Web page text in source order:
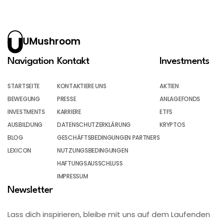
UMushroom
Navigation
STARTSEITE
BEWEGUNG
INVESTMENTS
AUSBILDUNG
BLOG
LEXICON
Kontakt
KONTAKTIERE UNS
PRESSE
KARRIERE
DATENSCHUTZERKLÄRUNG
GESCHÄFTSBEDINGUNGEN PARTNERS
NUTZUNGSBEDINGUNGEN
HAFTUNGSAUSSCHLUSS
IMPRESSUM
Investments
AKTIEN
ANLAGEFONDS
ETFS
KRYPTOS
Newsletter
Lass dich inspirieren, bleibe mit uns auf dem Laufenden